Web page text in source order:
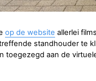
op de website allerlei
standhouder te
toegezegd aan de